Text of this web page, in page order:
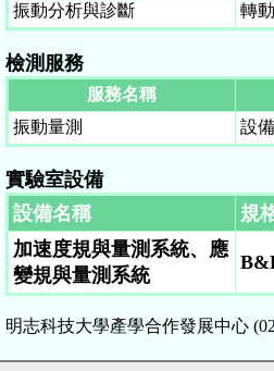
振動分析與診斷
轉
檢測服務
服務名稱
振動量測
設
實驗室設備
設備名稱
規
加速度規與量測系統、應
變規與量測系統
明志科技大學產學合作發展中心